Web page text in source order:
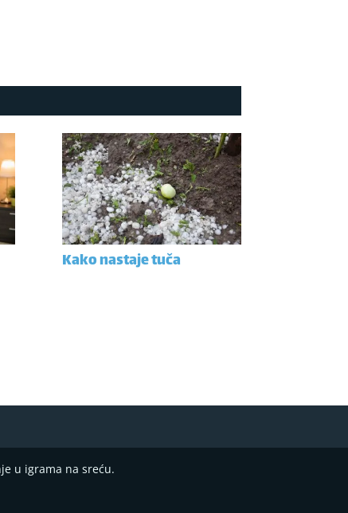
Kako nastaje tuča
u igrama na sreću.